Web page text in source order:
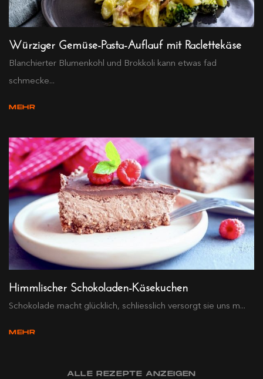
Würziger Gemüse-Pasta-Auflauf mit Raclettekäse
Blanchierter Blumenkohl und Brokkoli kann etwas fad
schmecke...
MEHR
Himmlischer Schokoladen-Käsekuchen
Schokolade macht glücklich, schliesslich versorgt sie uns m...
MEHR
ALLE REZEPTE ANZEIGEN